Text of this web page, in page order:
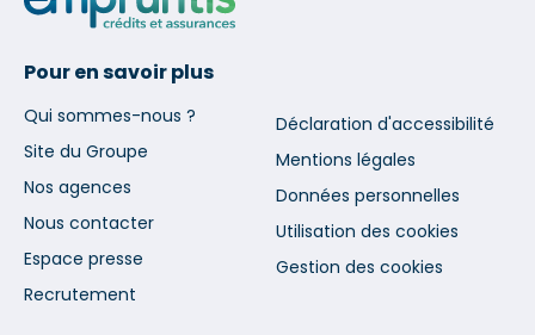
Pour en savoir plus
Qui sommes-nous ?
Site du Groupe
Nos agences
Nous contacter
Espace presse
Recrutement
Déclaration d'accessibilité
Mentions légales
Données personnelles
Utilisation des cookies
Gestion des cookies